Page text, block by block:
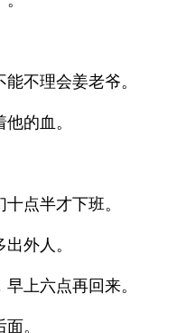
不理会姜老爷。
的血。
点半才下班。
外人。
上六点再回来。
。